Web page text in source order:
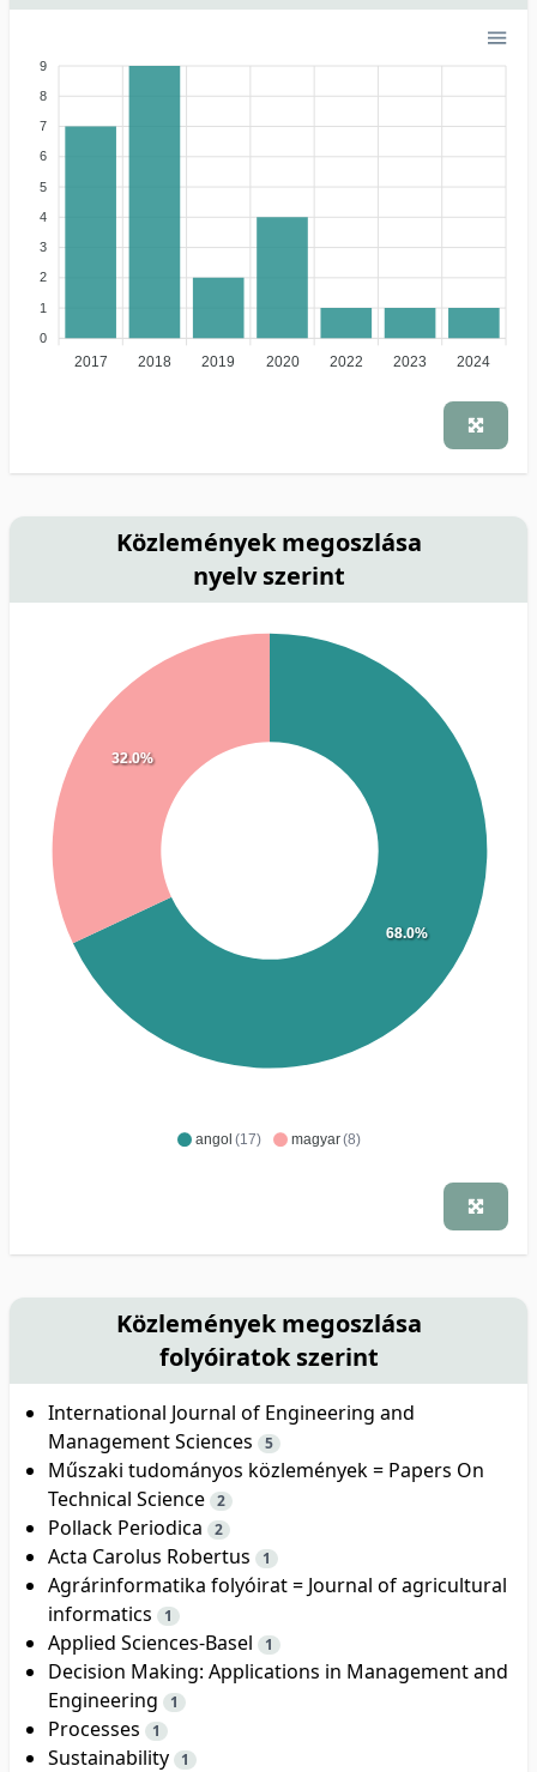
9
8
7
6
5
4
3
2
1
0
2017 2018 2019 2020 2022 2023 2024
Közlemények megoszlása
nyelv szerint
angol (17) magyar(8)
68.0%
32.0%
Közlemények megoszlása
folyóiratok szerint
International Journal of Engineering and
Management Sciences
5
Műszaki tudományos közlemények = Papers On
Technical Science 2
Pollack Periodica 2
Acta Carolus Robertus 1
Agrárinformatika folyóirat = Journal of agricultural
informatics
1
Applied Sciences-Basel 1
Decision Making: Applications in Management and
Engineering
1
Processes 1
Sustainability 1